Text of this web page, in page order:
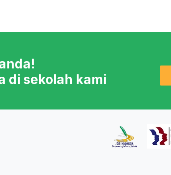
di sekolah kami